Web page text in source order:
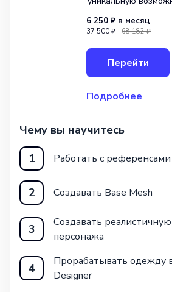
для игровой
обладает базовыми
сфере и стремится
6 250 ₽ в месяц
37 500 ₽ 68 182 ₽
Перейти
Подробнее
Чему вы научитесь
1
Работать с
2 Создавать Base Mesh
3
Создавать
персонажа
4
Прорабатывать одежду
Designer